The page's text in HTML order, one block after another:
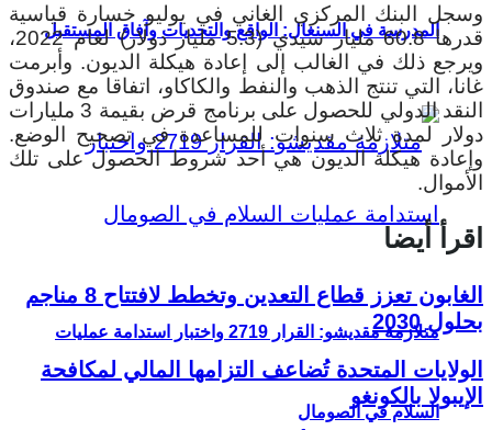
المدرسة في السنغال: الواقع والتحديات وآفاق المستقبل
متلازمة مقديشو: القرار 2719 واختبار استدامة عمليات
السلام في الصومال
وسجل البنك المركزي الغاني في يوليو خسارة قياسية
قدرها 60.8 مليار سيدي (5.3 مليار دولار) لعام 2022،
ويرجع ذلك في الغالب إلى إعادة هيكلة الديون. وأبرمت
غانا، التي تنتج الذهب والنفط والكاكاو، اتفاقا مع صندوق
النقد الدولي للحصول على برنامج قرض بقيمة 3 مليارات
دولار لمدة ثلاث سنوات للمساعدة في تصحيح الوضع.
وإعادة هيكلة الديون هي أحد شروط الحصول على تلك
الأموال.
اقرأ أيضا
الغابون تعزز قطاع التعدين وتخطط لافتتاح 8 مناجم
بحلول 2030
الولايات المتحدة تُضاعف التزامها المالي لمكافحة
الإيبولا بالكونغو